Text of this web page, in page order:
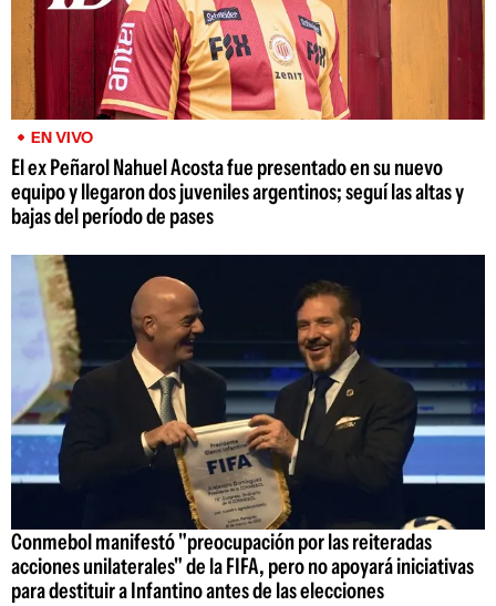
EN VIVO
El ex Peñarol Nahuel Acosta fue presentado en su nuevo
equipo y llegaron dos juveniles argentinos; seguí las altas y
bajas del período de pases
Conmebol manifestó "preocupación por las reiteradas
acciones unilaterales" de la FIFA, pero no apoyará iniciativas
para destituir a Infantino antes de las elecciones